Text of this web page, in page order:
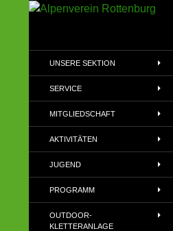
Alpenvereins (DAV) e.V
UNSERE SEKTION
SERVICE
MITGLIEDSCHAFT
AKTIVITÄTEN
JUGEND
PROGRAMM
OUTDOOR-
KLETTERANLAGE